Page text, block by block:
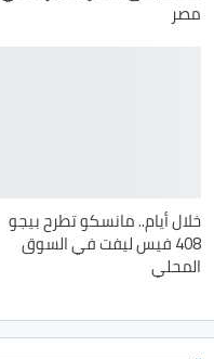
مصر
خلال أيام.. مانسكو تطرح بيجو
408 فيس ليفت في السوق
المحلي